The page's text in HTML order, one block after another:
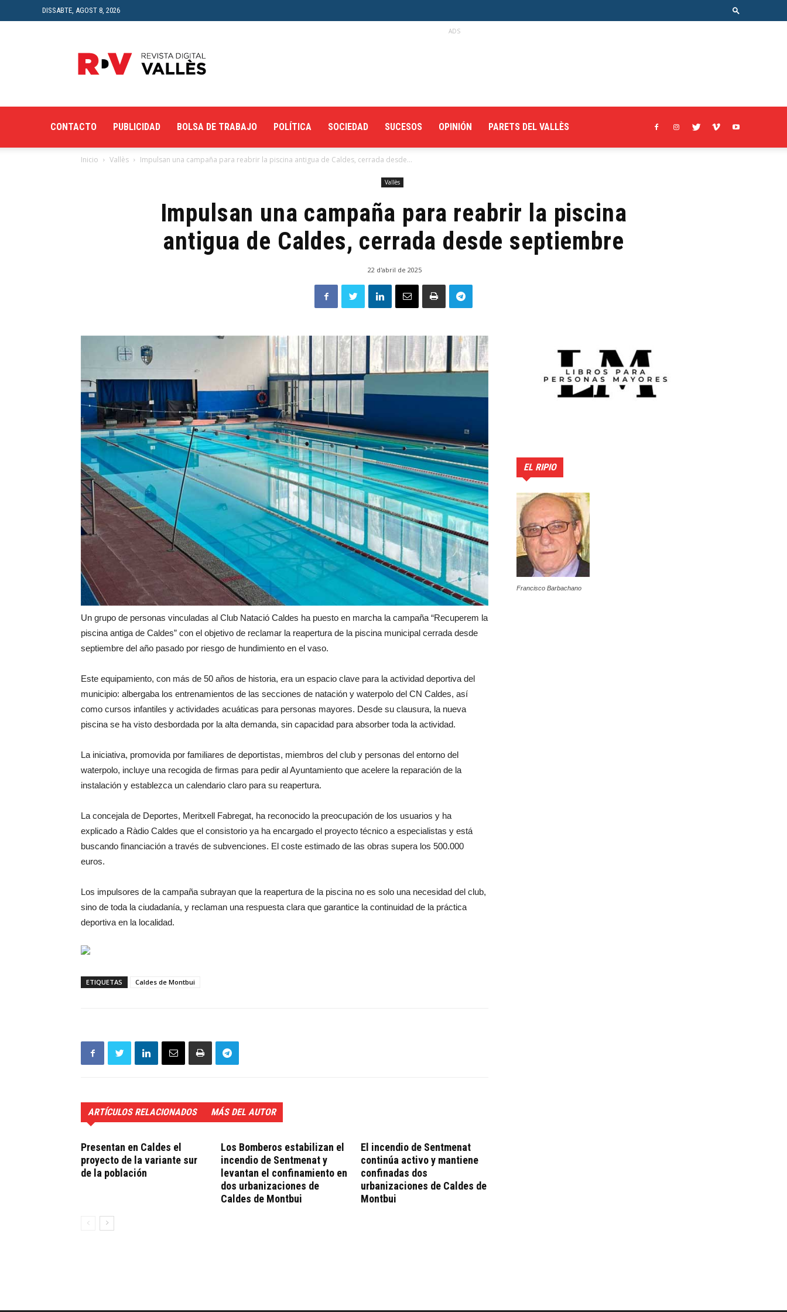
DISSABTE, AGOST 8, 2026
Digital
del
ADS
CONTACTO PUBLICIDAD BOLSA DE TRABAJO POLÍTICA SOCIEDAD SUCESOS OPINIÓN PARETS DEL VALLÈS
Inicio Vallès Impulsan una campaña para reabrir la piscina antigua de Caldes, cerrada desde...
Vallès
Impulsan una campaña para reabrir la piscina
antigua de Caldes, cerrada desde septiembre
22 d'abril de 2025
Un grupo de personas vinculadas al Club Natació Caldes ha puesto en marcha la campaña “Recuperem la
piscina antiga de Caldes” con el objetivo de reclamar la reapertura de la piscina municipal cerrada desde
septiembre del año pasado por riesgo de hundimiento en el vaso.
Este equipamiento, con más de 50 años de historia, era un espacio clave para la actividad deportiva del
municipio: albergaba los entrenamientos de las secciones de natación y waterpolo del CN Caldes, así
como cursos infantiles y actividades acuáticas para personas mayores. Desde su clausura, la nueva
piscina se ha visto desbordada por la alta demanda, sin capacidad para absorber toda la actividad.
La iniciativa, promovida por familiares de deportistas, miembros del club y personas del entorno del
waterpolo, incluye una recogida de firmas para pedir al Ayuntamiento que acelere la reparación de la
instalación y establezca un calendario claro para su reapertura.
La concejala de Deportes, Meritxell Fabregat, ha reconocido la preocupación de los usuarios y ha
explicado a Ràdio Caldes que el consistorio ya ha encargado el proyecto técnico a especialistas y está
buscando financiación a través de subvenciones. El coste estimado de las obras supera los 500.000
euros.
Los impulsores de la campaña subrayan que la reapertura de la piscina no es solo una necesidad del club,
sino de toda la ciudadanía, y reclaman una respuesta clara que garantice la continuidad de la práctica
deportiva en la localidad.
ETIQUETAS Caldes de Montbui
ARTÍCULOS RELACIONADOS MÁS DEL AUTOR
Presentan en Caldes el
proyecto de la variante sur
de la población
Los Bomberos estabilizan el
incendio de Sentmenat y
levantan el confinamiento en
dos urbanizaciones de
Caldes de Montbui
El incendio de Sentmenat
continúa activo y mantiene
confinadas dos
urbanizaciones de Caldes de
Montbui
EL RIPIO
Francisco Barbachano